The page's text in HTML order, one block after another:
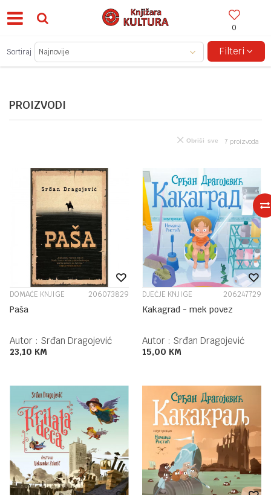
0
BESPLATNA ISPORUKA ZA IZNOSE PREKO 150KM!
PROIZVODI
Sortiraj Filteri
7 proizvoda
Obriši sve
DOMAĆE KNJIGE 206073829
Paša
Autor : Srđan Dragojević
23,10 KM
DJEČJE KNJIGE 206247729
Kakagrad - mek povez
Autor : Srđan Dragojević
15,00 KM